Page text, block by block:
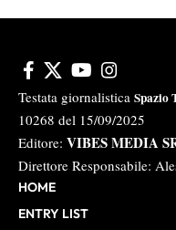
Testata giornalistica Spazio
10268 del 15/09/2025
Editore: VIBES MEDIA
Direttore Responsabile:
HOME
ENTRY LIST